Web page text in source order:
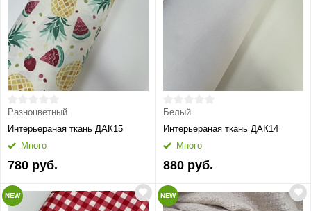
Разноцветный
Интерьераная ткань ДАК15
Много
780 руб.
Белый
Интерьераная ткань ДАК14
Много
880 руб.
NEW NEW